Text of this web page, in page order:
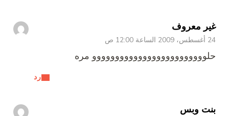
غير معروف
24 أغسطس، 2009 الساعة 12:00 ص
رد
حلووووووووووووووووووووووووو مره
بنت وبس